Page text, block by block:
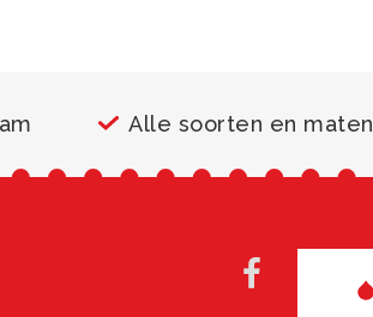
Alle soorten en maten